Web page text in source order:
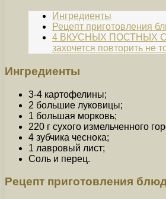
Ингредиенты
Рецепт приготовления
4 ВКУСНЫХ ПОСТНЫХ
захочется повторить не
Ингредиенты
3-4 картофелины;
2 большие луковицы;
1 большая морковь;
220 г сухого измельченного
4 зубчика чеснока;
1 лавровый лист;
Соль и перец.
Рецепт приготовления